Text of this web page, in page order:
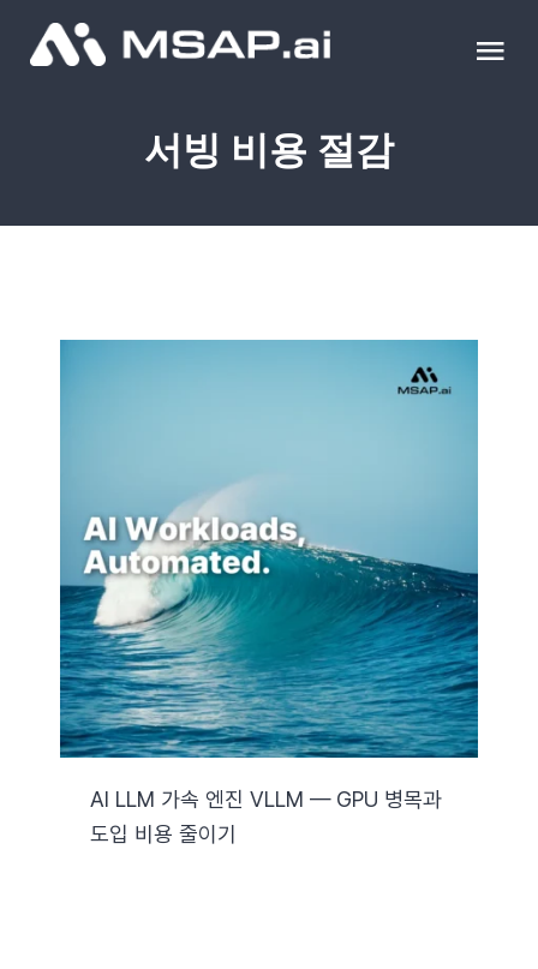
조달물품
블로그
자료실
기술지원
Search
서빙 비용 절감
AI LLM 가속 엔진 VLLM — GPU 병목과
도입 비용 줄이기